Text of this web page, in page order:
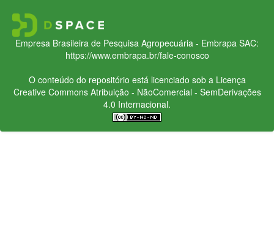
Empresa Brasileira de Pesquisa Agropecuária - Embrapa SAC:
https://www.embrapa.br/fale-conosco
O conteúdo do repositório está licenciado sob a Licença
Creative CommonsAtribuição - NãoComercial - SemDerivações
4.0 Internacional.